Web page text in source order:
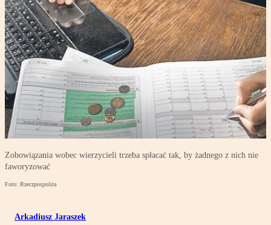
Zobowiązania wobec wierzycieli trzeba spłacać tak, by żadnego z nich nie
faworyzować
Foto: Rzeczpospolita
Arkadiusz Jaraszek